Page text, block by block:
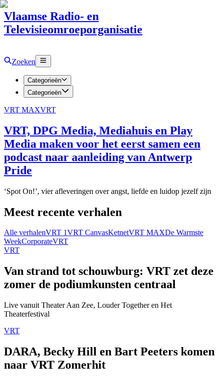
Vlaamse Radio- en
Televisieomroeporganisatie
Zoeken
Categorieën
Categorieën
VRT MAXVRT
VRT, DPG Media, Mediahuis en Play
Media maken voor het eerst samen een
podcast naar aanleiding van Antwerp
Pride
‘Spot On!’, vier afleveringen over angst, liefde en luidop jezelf zijn
Meest recente verhalen
Alle verhalenVRT 1VRT CanvasKetnetVRT MAXDe Warmste
WeekCorporateVRT
VRT
Van strand tot schouwburg: VRT zet deze
zomer de podiumkunsten centraal
Live vanuit Theater Aan Zee, Louder Together en Het
Theaterfestival
VRT
DARA, Becky Hill en Bart Peeters komen
naar VRT Zomerhit